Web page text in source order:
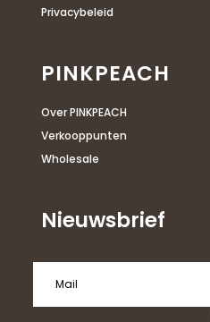
Privacybeleid
PINKPEACH
Over PINKPEACH
Verkooppunten
Wholesale
Nieuwsbrief